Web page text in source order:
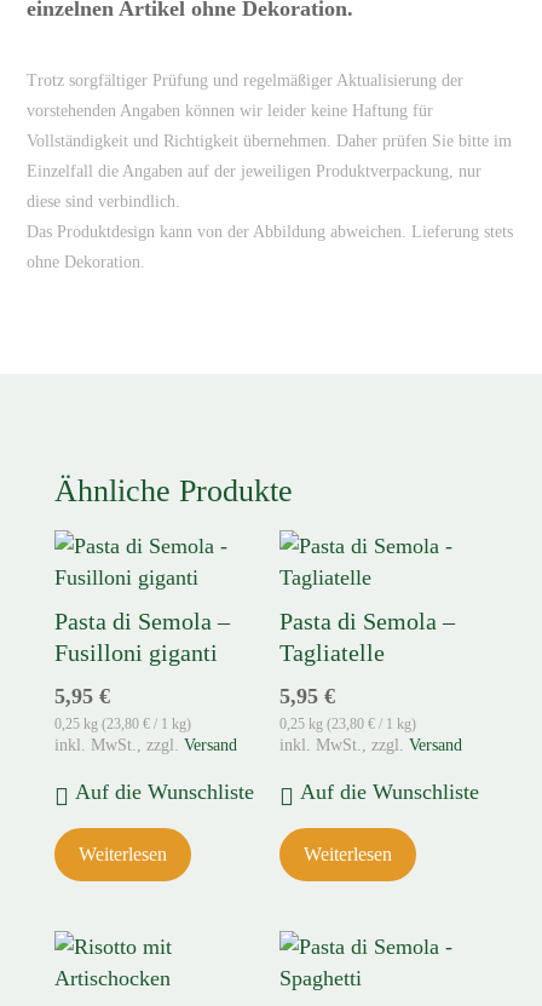
einzelnen Artikel ohne Dekoration.
Trotz sorgfältiger Prüfung und regelmäßiger Aktualisierung der
vorstehenden Angaben können wir leider keine Haftung für
Vollständigkeit und Richtigkeit übernehmen. Daher prüfen Sie bitte im
Einzelfall die Angaben auf der jeweiligen Produktverpackung, nur
diese sind verbindlich.
Das Produktdesign kann von der Abbildung abweichen. Lieferung stets
ohne Dekoration.
Ähnliche Produkte
Pasta di Semola –
Fusilloni giganti
5,95 €
0,25 kg (23,80 €/ 1 kg)
zzgl. Versand
Auf die Wunschliste
Weiterlesen
Pasta di Semola –
Tagliatelle
5,95€
0,25 kg (23,80€ / 1 kg)
zzgl.Versand
Auf die Wunschliste
Weiterlesen